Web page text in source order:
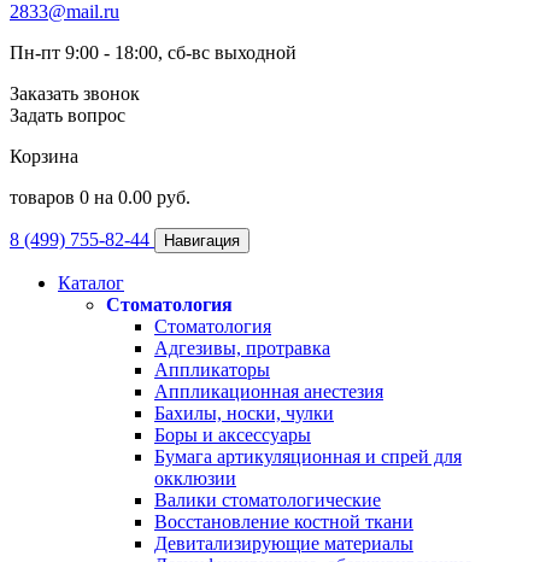
2833@mail.ru
Пн-пт 9:00 - 18:00, сб-вс выходной
Заказать звонок
Задать вопрос
Корзина
товаров 0 на 0.00 руб.
8 (499) 755-82-44 Навигация
Каталог
Стоматология
Стоматология
Адгезивы, протравка
Аппликаторы
Аппликационная анестезия
Бахилы, носки, чулки
Боры и аксессуары
Бумага артикуляционная и спрей для
окклюзии
Валики стоматологические
Восстановление костной ткани
Девитализирующие материалы